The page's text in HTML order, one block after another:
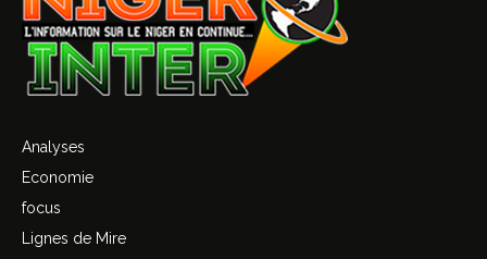
Analyses
Economie
focus
Lignes de Mire